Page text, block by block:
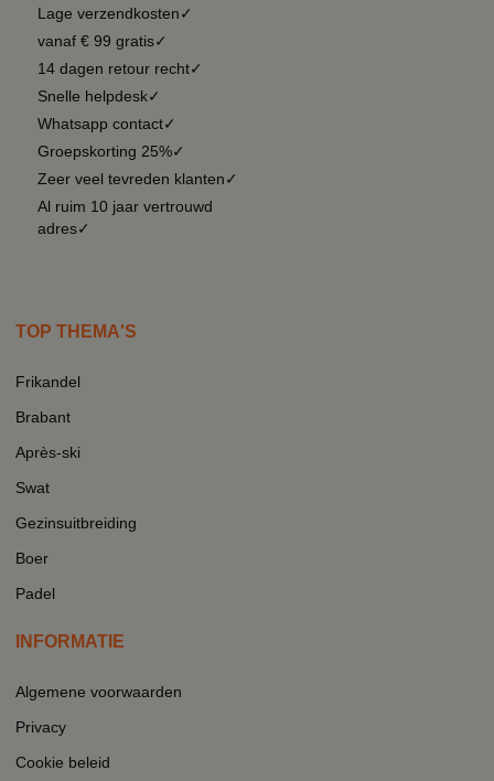
Lage verzendkosten✓
vanaf € 99 gratis✓
14 dagen retour recht✓
Snelle helpdesk✓
Whatsapp contact✓
Groepskorting 25%✓
Zeer veel tevreden klanten✓
Al ruim 10 jaar vertrouwd
adres✓
TOP THEMA'S
Frikandel
Brabant
Après-ski
Swat
Gezinsuitbreiding
Boer
Padel
INFORMATIE
Algemene voorwaarden
Privacy
Cookie beleid